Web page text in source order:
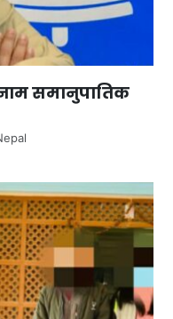
नाम समानुपातिक